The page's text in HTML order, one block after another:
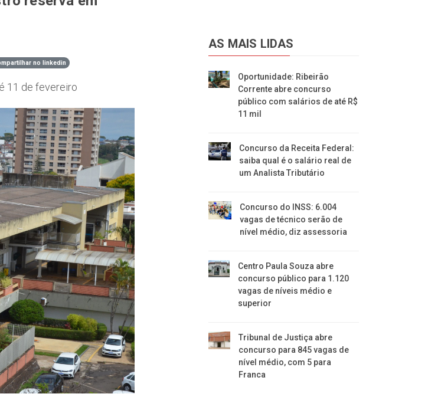
no linkedin
11 de fevereiro
AS MAIS LIDAS
Oportunidade: Ribeirão
Corrente abre concurso
público com salários de até R$
11 mil
Concurso da Receita Federal:
saiba qual é o salário real de
um Analista Tributário
Concurso do INSS: 6.004
vagas de técnico serão de
nível médio, diz assessoria
Centro Paula Souza abre
concurso público para 1.120
vagas de níveis médio e
superior
Tribunal de Justiça abre
concurso para 845 vagas de
nível médio, com 5 para
Franca